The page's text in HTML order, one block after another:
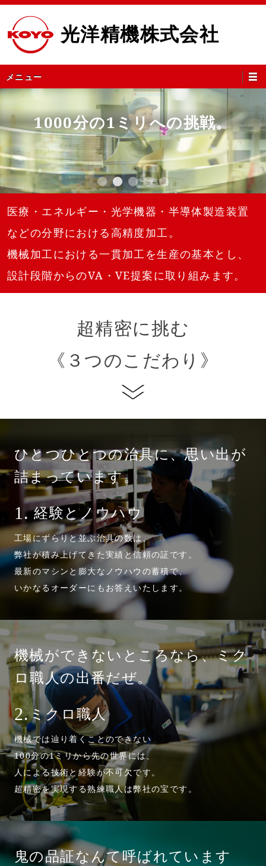
コ
テ
ツ
へ
ス
ッ
光洋精機株式会社
メ
ニ
ュ
ー
メニュー
1000分の1ミリへの挑戦。
1000分の1ミリへの挑戦。
1 2 3 4 5
医療・エネルギー・光学機器・半導体製造装置
などの分野における高精度加工。
機械加工における一貫加工を生産の基本とし、
設計段階からのVA・VE提案に取り組みます。
超精密に挑む
《３つのこだわり》
ひとつひとつの治具に、思い出が
詰まっています。
1.経験とノウハウ
工場にずらりと並ぶ治具の数は、
弊社が積み上げてきた実績と信頼の証です。
最新のマシンと膨大なノウハウの蓄積で、
いかなるオーダーにもお答えいたします。
機械ができないところなら、ミク
ロ職人の出番だぜ。
2.ミクロ職人
機械では辿り着くことのできない
100分の1ミリから先の世界には、
人による技術と経験が不可欠です。
超精密を実現する熟練職人は弊社の宝です。
鬼の品証なんて呼ばれています